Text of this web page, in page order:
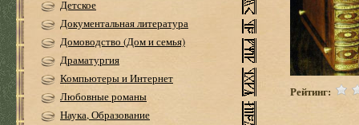
Детское
Документальная литература
Домоводство (Дом и семья)
Драматургия
Компьютеры и Интернет
Любовные романы
Наука, Образование
Рейтинг: